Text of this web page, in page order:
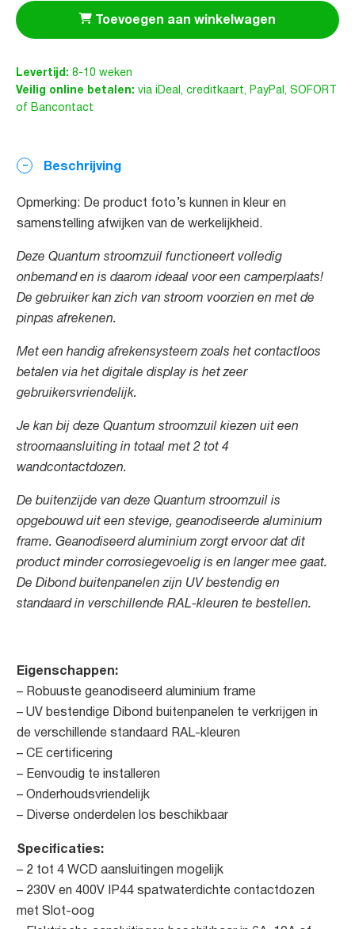
Beschrijving
Opmerking: De product foto’s kunnen in kleur en
samenstelling afwijken van de werkelijkheid.
Deze Quantum stroomzuil functioneert volledig
onbemand en is daarom ideaal voor een camperplaats!
De gebruiker kan zich van stroom voorzien en met de
pinpas afrekenen.
Met een handig afrekensysteem zoals het contactloos
betalen via het digitale display is het zeer
gebruikersvriendelijk.
Je kan bij deze Quantum stroomzuil kiezen uit een
stroomaansluiting in totaal met 2 tot 4
wandcontactdozen.
De buitenzijde van deze Quantum stroomzuil is
opgebouwd uit een stevige, geanodiseerde aluminium
frame. Geanodiseerd aluminium zorgt ervoor dat dit
product minder corrosiegevoelig is en langer mee gaat.
De Dibond buitenpanelen zijn UV bestendig en
standaard in verschillende RAL-kleuren te bestellen.
Eigenschappen:
– Robuuste geanodiseerd aluminium frame
– UV bestendige Dibond buitenpanelen te verkrijgen in
de verschillende standaard RAL-kleuren
– CE certificering
– Eenvoudig te installeren
– Onderhoudsvriendelijk
– Diverse onderdelen los beschikbaar
Specificaties:
– 2 tot 4 WCD aansluitingen mogelijk
– 230V en 400V IP44 spatwaterdichte contactdozen
met Slot-oog
Toevoegen aan winkelwagen
Levertijd: 8-10 weken
Veilig online betalen: via iDeal, creditkaart, PayPal, SOFORT
of Bancontact